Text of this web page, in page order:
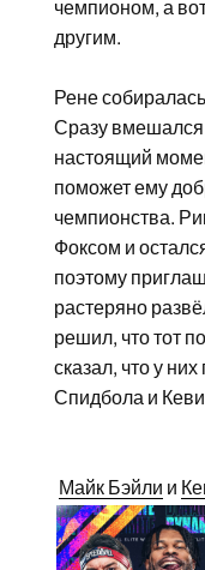
чемпионом, а
другим.
Рене
Сразу вмешался
настоящий
поможет ему
чемпионства.
Фоксом и
поэтому
растеряно
решил, что тот
сказал, что у
Спидбола и
Майк Бэйли и